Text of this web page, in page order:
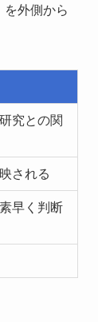
外側から
究との関
される
早く判断